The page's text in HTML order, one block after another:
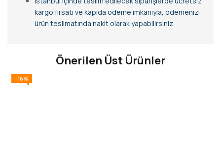
kargo fırsatı ve kapıda ödeme imkanıyla, ödemenizi
ürün teslimatında nakit olarak yapabilirsiniz.
Önerilen Üst Ürünler
-16%